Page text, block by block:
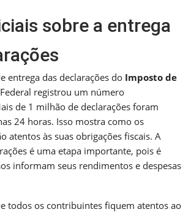
sobre a entrega
entrega das declarações do Imposto de
Federal registrou um número
de 1 milhão de declarações foram
24 horas. Isso mostra como os
atentos às suas obrigações fiscais. A
é uma etapa importante, pois é
informam seus rendimentos e despesas
todos os contribuintes fiquem atentos ao